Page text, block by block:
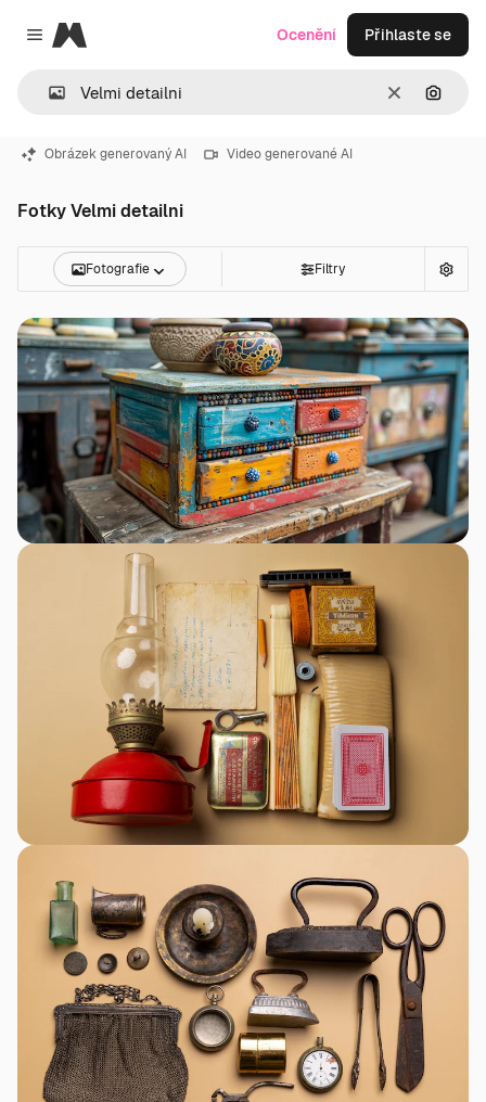
Close menu
Magnific
ZrušitHledat
Ocenění Přihlaste se
Obrázek generovaný AI Video generované AI
Fotky Velmi detailni
Fotografie Filtry